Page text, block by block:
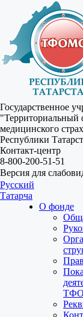
Государственное
"Территориальный
медицинского
Республики
Контакт-центр
8-800-200-51-51
Версия для
Русский
Татарча
О фонде